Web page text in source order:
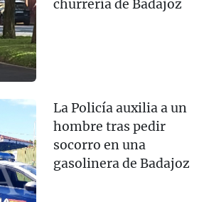
churrería de Badajoz
La Policía auxilia a un
hombre tras pedir
socorro en una
gasolinera de Badajoz